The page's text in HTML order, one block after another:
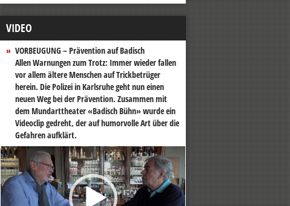
VIDEO
VORBEUGUNG – Prävention auf Badisch
Allen Warnungen zum Trotz: Immer wieder fallen
vor allem ältere Menschen auf Trickbetrüger
herein. Die Polizei in Karlsruhe geht nun einen
neuen Weg bei der Prävention. Zusammen mit
dem Mundarttheater «Badisch Bühn» wurde ein
Videoclip gedreht, der auf humorvolle Art über die
Gefahren aufklärt.
Video-
Player